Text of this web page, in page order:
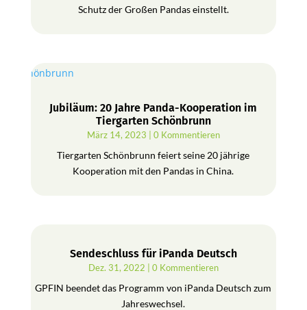
Schutz der Großen Pandas einstellt.
Jubiläum: 20 Jahre Panda-Kooperation im
Tiergarten Schönbrunn
März 14, 2023 | 0 Kommentieren
Tiergarten Schönbrunn feiert seine 20 jährige
Kooperation mit den Pandas in China.
Sendeschluss für iPanda Deutsch
Dez. 31, 2022 | 0 Kommentieren
GPFIN beendet das Programm von iPanda Deutsch zum
Jahreswechsel.